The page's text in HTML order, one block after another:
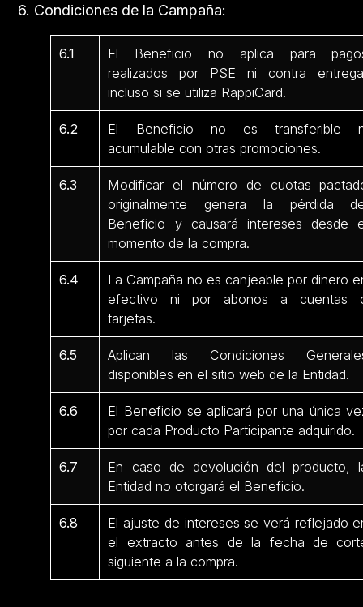
6. Condiciones de la Campaña:
6.1
El Beneficio no aplica para
realizados por PSE ni contra
incluso si se utiliza RappiCard.
6.2
El Beneficio no es transferible
acumulable con otras promociones.
6.3
Modificar el número de cuotas
originalmente genera la pérdida
Beneficio y causará intereses desde
momento de la compra.
6.4
La Campaña no es canjeable por dinero
efectivo ni por abonos a cuentas
tarjetas.
6.5
Aplican las Condiciones
disponibles en el sitio web de la Entidad.
6.6
El Beneficio se aplicará por una única
por cada Producto Participante adquirido.
6.7
En caso de devolución del producto,
Entidad no otorgará el Beneficio.
6.8
El ajuste de intereses se verá reflejado
el extracto antes de la fecha de
siguiente a la compra.